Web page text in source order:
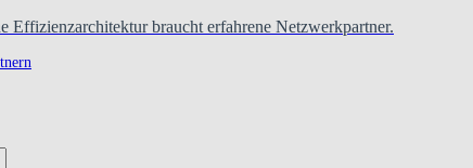
Effizienzarchitektur braucht erfahrene Netzwerkpartner.